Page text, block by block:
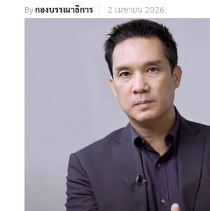
Byกองบรรณาธิการ 2 เมษายน 2026